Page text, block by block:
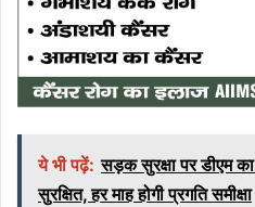
ये भी पढ़ें: सड़क सुरक्षा पर डीएम
सुरक्षित, हर माह होगी प्रगति समीक्षा